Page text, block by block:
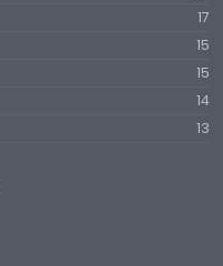
17
15
15
14
13